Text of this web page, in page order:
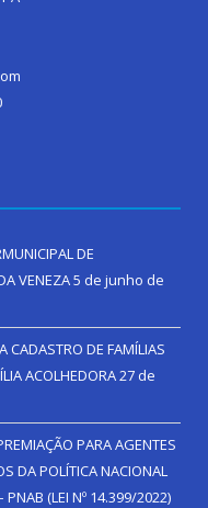
DE
VENEZA5 de junho de
CADASTRO DE FAMÍLIAS
ACOLHEDORA27 de
PARA AGENTES
DA POLÍTICA NACIONAL
PNAB (LEI Nº 14.399/2022)